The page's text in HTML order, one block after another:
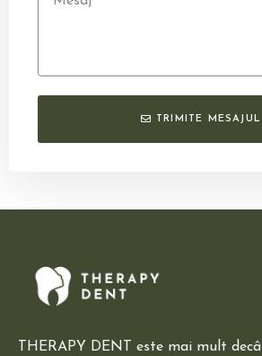
TRIMITE MESAJUL
THERAPY DENT este mai mult